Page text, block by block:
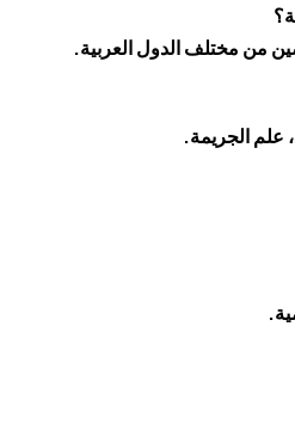
من مختلف الدول العربية.
علم الجريمة.